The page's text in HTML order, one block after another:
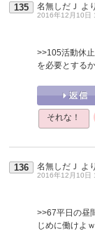
135 名無しだＪ より
2016年12月10日
>>105活動休
を必要とする
それな！
136 名無しだＪ より
2016年12月10日
>>67平日の昼
じめに働けよ